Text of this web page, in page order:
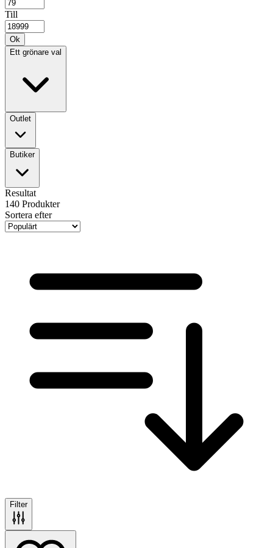
Till
Ok
Ett grönare val
Outlet
Butiker
Resultat
140 Produkter
Sortera efter
Filter